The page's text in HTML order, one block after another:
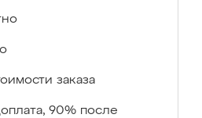
заказа
90% после